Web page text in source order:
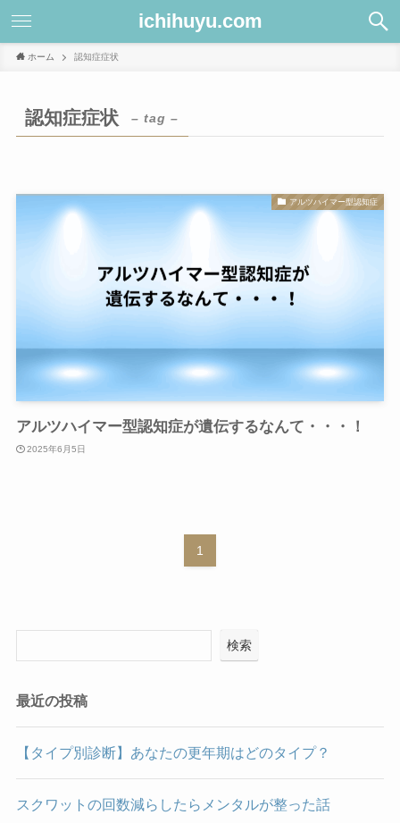
ichihuyu.com
ホーム 認知症症状
認知症症状 – tag –
アルツハイマー型認知症
アルツハイマー型認知症が遺伝するなんて・・・！
2025年6月5日
1
検索
最近の投稿
【タイプ別診断】あなたの更年期はどのタイプ？
スクワットの回数減らしたらメンタルが整った話